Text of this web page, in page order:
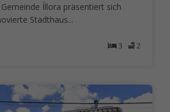
Íllora präsentiert sich
Stadthaus...
3 2